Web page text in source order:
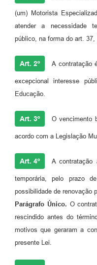
Notícias
Carta de Serviços
Audiências Públicas
Contas Públicas
Links
(um) Motorista
atender a necessidade
público, na forma do art. 37,
Art. 2º A contratação
excepcional interesse
Educação.
Art. 3º O vencimento
acordo com a Legislação
Art. 4º A contratação
temporária, pelo prazo
possibilidade de renovação
Parágrafo Único. O
rescindido antes do
motivos que geraram a
presente Lei.